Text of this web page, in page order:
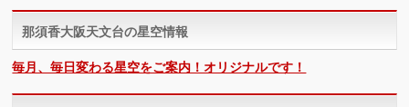
那須香大阪天文台の星空情報
毎月、毎日変わる星空をご案内！オリジナルです！